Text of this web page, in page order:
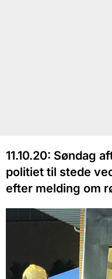
11.10.20: Søndag
politiet til stede
efter melding om